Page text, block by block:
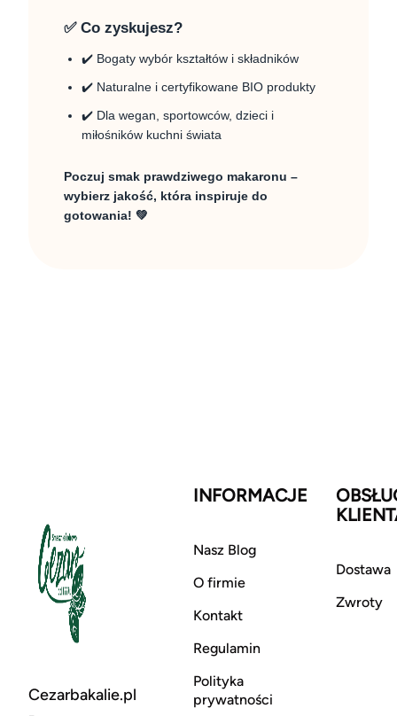
✅ Co zyskujesz?
✔️ Bogaty wybór kształtów i składników
✔️ Naturalne i certyfikowane BIO produkty
✔️ Dla wegan, sportowców, dzieci i
miłośników kuchni świata
Poczuj smak prawdziwego makaronu –
wybierz jakość, która inspiruje do
gotowania! 💚
Cezarbakalie.pl
INFORMACJE
Nasz Blog
O firmie
Kontakt
Regulamin
Polityka
prywatności
Dostawa
Zwroty